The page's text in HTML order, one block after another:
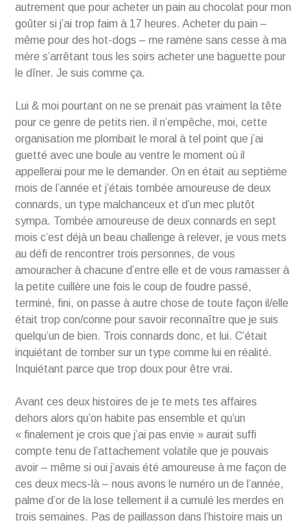
autrement que pour acheter un pain au chocolat pour mon
goûter si j’ai trop faim à 17 heures. Acheter du pain –
même pour des hot-dogs – me ramène sans cesse à ma
mère s’arrêtant tous les soirs acheter une baguette pour
le dîner. Je suis comme ça.
Lui & moi pourtant on ne se prenait pas vraiment la tête
pour ce genre de petits rien. il n’empêche, moi, cette
organisation me plombait le moral à tel point que j’ai
guetté avec une boule au ventre le moment où il
appellerai pour me le demander. On en était au septième
mois de l’année et j’étais tombée amoureuse de deux
connards, un type malchanceux et d’un mec plutôt
sympa. Tombée amoureuse de deux connards en sept
mois c’est déjà un beau challenge à relever, je vous mets
au défi de rencontrer trois personnes, de vous
amouracher à chacune d’entre elle et de vous ramasser à
la petite cuillère une fois le coup de foudre passé,
terminé, fini, on passe à autre chose de toute façon il/elle
était trop con/conne pour savoir reconnaître que je suis
quelqu’un de bien. Trois connards donc, et lui. C’était
inquiétant de tomber sur un type comme lui en réalité.
Inquiétant parce que trop doux pour être vrai.
Avant ces deux histoires de je te mets tes affaires
dehors alors qu’on habite pas ensemble et qu’un
« finalement je crois que j’ai pas envie » aurait suffi
compte tenu de l’attachement volatile que je pouvais
avoir – même si oui j’avais été amoureuse à me façon de
ces deux mecs-là – nous avons le numéro un de l’année,
palme d’or de la lose tellement il a cumulé les merdes en
trois semaines. Pas de paillasson dans l’histoire mais un